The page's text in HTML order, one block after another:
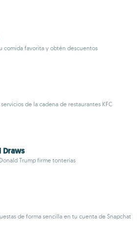
comida favorita y obtén descuentos
de la cadena de restaurantes KFC
Draws
Trump firme tonterías
de forma sencilla en tu cuenta de Snapchat